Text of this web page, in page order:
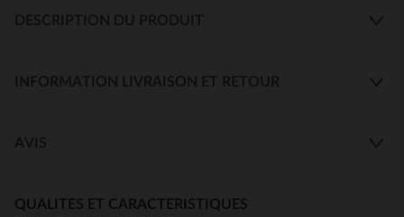
DESCRIPTION DU PRODUIT
INFORMATION LIVRAISON ET RETOUR
AVIS
QUALITES ET CARACTERISTIQUES